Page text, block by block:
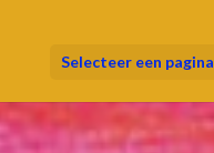
Selecteer een pagina